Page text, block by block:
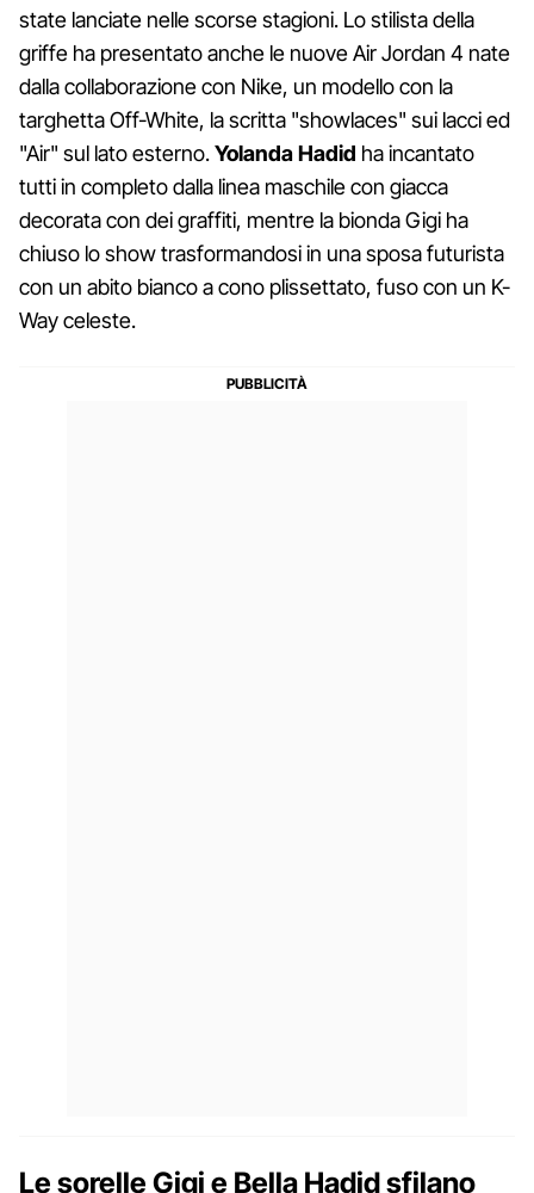
state lanciate nelle scorse stagioni. Lo stilista della
griffe ha presentato anche le nuove Air Jordan 4 nate
dalla collaborazione con Nike, un modello con la
targhetta Off-White, la scritta "showlaces" sui lacci ed
"Air" sul lato esterno.Yolanda Hadid ha incantato
tutti in completo dalla linea maschile con giacca
decorata con dei graffiti, mentre la bionda Gigi ha
chiuso lo show trasformandosi in una sposa futurista
con un abito bianco a cono plissettato, fuso con un K-
Way celeste.
Le sorelle Gigi e Bella Hadid sfilano